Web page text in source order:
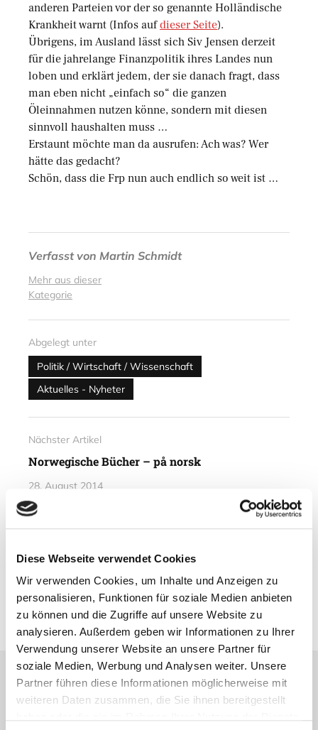
Diese Webseite verwendet Cookies
Wir verwenden Cookies, um Inhalte und Anzeigen zu
personalisieren, Funktionen für soziale Medien anbieten
zu können und die Zugriffe auf unsere Website zu
analysieren. Außerdem geben wir Informationen zu Ihrer
Verwendung unserer Website an unsere Partner für
soziale Medien, Werbung und Analysen weiter. Unsere
Partner führen diese Informationen möglicherweise mit
weiteren Daten zusammen, die Sie ihnen bereitgestellt
anderen Parteien vor der so genannte Holländische
Krankheit warnt (Infos aufdieser Seite).
Übrigens, im Ausland lässt sich Siv Jensen derzeit
für die jahrelange Finanzpolitik ihres Landes nun
loben und erklärt jedem, der sie danach fragt, dass
man eben nicht „einfach so“ die ganzen
Öleinnahmen nutzen könne, sondern mit diesen
sinnvoll haushalten muss …
Erstaunt möchte man da ausrufen: Ach was? Wer
hätte das gedacht?
Schön, dass die Frp nun auch endlich so weit ist …
Verfasst von Martin Schmidt
Mehr aus dieser
Kategorie
Abgelegt unter
Politik / Wirtschaft / Wissenschaft
Aktuelles - Nyheter
Nächster Artikel
Norwegische Bücher – på norsk
28. August 2014
Eine Reise zum Gipfel des
27. August 2014